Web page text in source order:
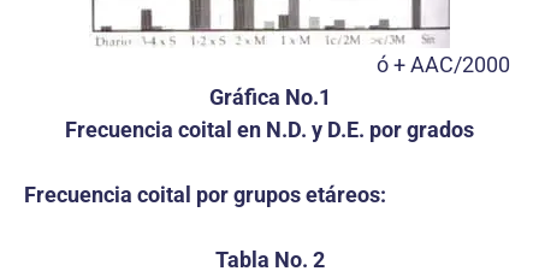
ó + AAC/2000
Gráfica No.1
Frecuencia coital en N.D. y D.E. por grados
Frecuencia coital por grupos etáreos:
Tabla No. 2